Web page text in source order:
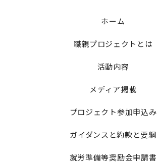
ホーム
職親プロジェクトとは
活動内容
メディア掲載
プロジェクト参加申込み
ガイダンスと約款と要綱
就労準備等奨励金申請書